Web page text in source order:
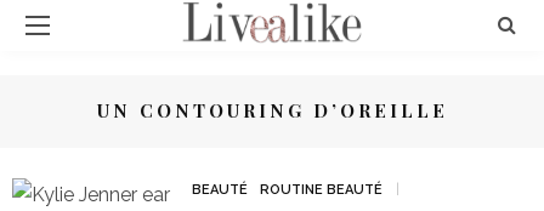
UN CONTOURING D’OREILLE
BEAUTÉ ROUTINE BEAUTÉ